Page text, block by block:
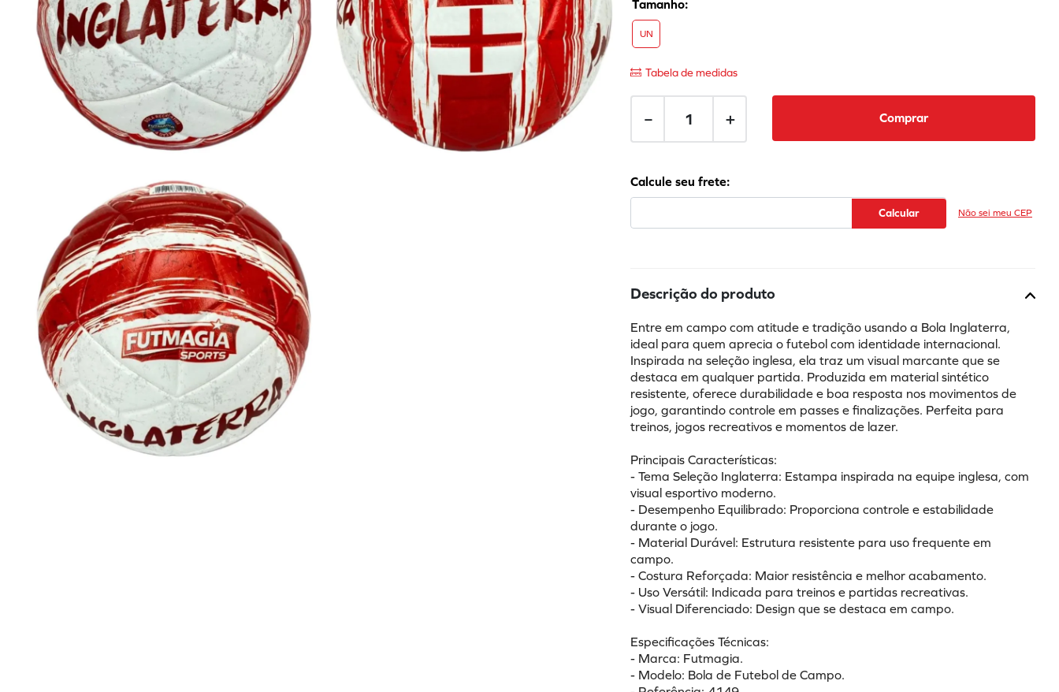
UN
Tabela de medidas
＋
－ Comprar
Não sei meu CEP
Descrição do produto
Entre em campo com atitude e tradição usando a Bola Inglaterra,
ideal para quem aprecia o futebol com identidade internacional.
Inspirada na seleção inglesa, ela traz um visual marcante que se
destaca em qualquer partida. Produzida em material sintético
resistente, oferece durabilidade e boa resposta nos movimentos de
jogo, garantindo controle em passes e finalizações. Perfeita para
treinos, jogos recreativos e momentos de lazer.
Principais Características:
- Tema Seleção Inglaterra: Estampa inspirada na equipe inglesa, com
visual esportivo moderno.
- Desempenho Equilibrado: Proporciona controle e estabilidade
durante o jogo.
- Material Durável: Estrutura resistente para uso frequente em
campo.
- Costura Reforçada: Maior resistência e melhor acabamento.
- Uso Versátil: Indicada para treinos e partidas recreativas.
- Visual Diferenciado: Design que se destaca em campo.
Especificações Técnicas:
- Marca: Futmagia.
- Modelo: Bola de Futebol de Campo.